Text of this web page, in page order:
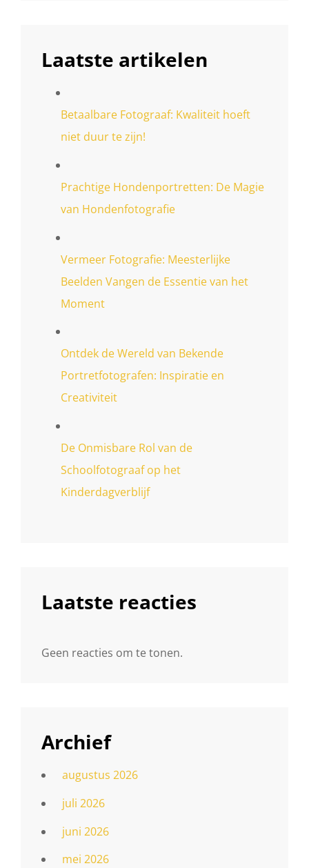
Laatste artikelen
Betaalbare Fotograaf: Kwaliteit hoeft
niet duur te zijn!
Prachtige Hondenportretten: De Magie
van Hondenfotografie
Vermeer Fotografie: Meesterlijke
Beelden Vangen de Essentie van het
Moment
Ontdek de Wereld van Bekende
Portretfotografen: Inspiratie en
Creativiteit
De Onmisbare Rol van de
Schoolfotograaf op het
Kinderdagverblijf
Laatste reacties
Geen reacties om te tonen.
Archief
augustus 2026
juli 2026
juni 2026
mei 2026